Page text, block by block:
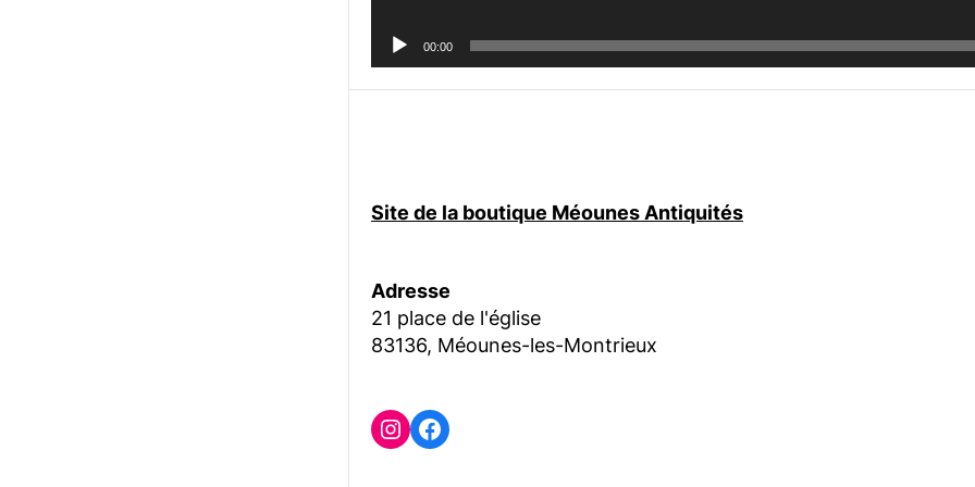
00:00
Site de la boutique Méounes Antiquités
Adresse
21 place de l'église
83136, Méounes-les-Montrieux
Instagram
Facebook